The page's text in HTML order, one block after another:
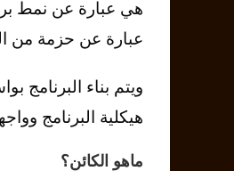
عبارة عن حزمة من
ويتم بناء البرنامج
هيكلية البرنامج
ماهو الكائن؟